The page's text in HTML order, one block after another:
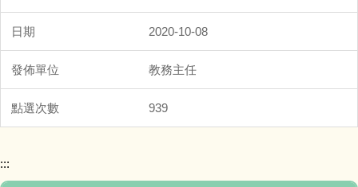
2020-10-08
教務主任
939
:::